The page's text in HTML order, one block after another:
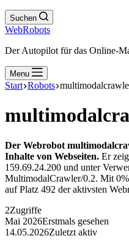
Suchen
WebRobots
Der Autopilot für das Online-
Menu
Start Robots
Der Webrobot
Inhalte von Webseiten. Er
159.69.24.200 und unter
MultimodalCrawler/0.2. Mit
auf Platz 492 der aktivsten
2Zugriffe
Mai 2026Erstmals gesehen
14.05.2026Zuletzt aktiv